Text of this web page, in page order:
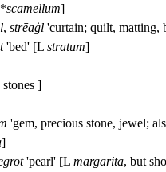
scamellum]
, strēaġl 'curtain; quilt, matting,
'bed' [L stratum]
]
'gem, precious stone, jewel;
]
'pearl' [L margarita, but